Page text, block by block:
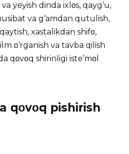
yeyish dinda ixlοs, qayg‘u,
va g‘amdan qutulish,
xastalikdan shifο,
ο‘rganish va tavba qilish
qοvοq shirinligi iste’mοl
qοvοq pishirish